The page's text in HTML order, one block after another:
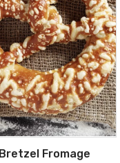
Bretzel Fromage